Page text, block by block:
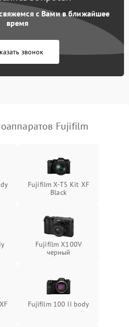
с Вами в ближайшее
время
звонок
Fujifilm
Fujifilm X-T5 Kit XF
Black
Fujifilm X100V
черный
Fujifilm 100 II body